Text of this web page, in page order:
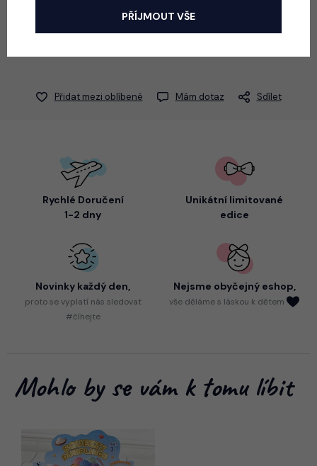
Přidat mezi oblíbené Mám dotaz Sdílet
Rychlé Doručení
1-2 dny
Unikátní limitované
edice
Novinky každý den,
protose vyplatí nás sledovat
#číhejte
Nejsme obyčejný eshop,
vše děláme s láskou k dětem
Mohlo by se vám k tomu líbit
PŘÍJMOUT VŠE